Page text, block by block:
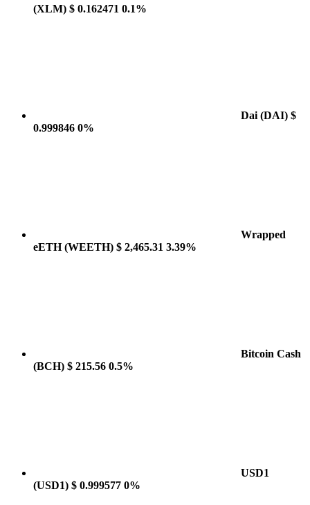
(XLM) $ 0.162471 0.1%
Dai (DAI) $
0.999846 0%
Wrapped
eETH(WEETH) $ 2,465.31 3.39%
Bitcoin Cash
(BCH) $ 215.56 0.5%
USD1
(USD1) $ 0.999577 0%